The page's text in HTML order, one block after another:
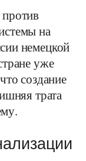
на
немецкой
уже
создание
трата